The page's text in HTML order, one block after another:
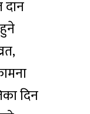
दान
दिन